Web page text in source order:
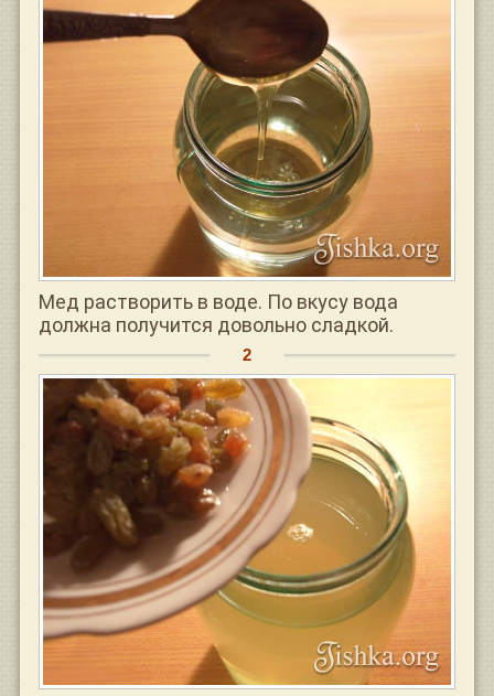
Мед растворить в воде. По вкусу вода
должна получится довольно сладкой.